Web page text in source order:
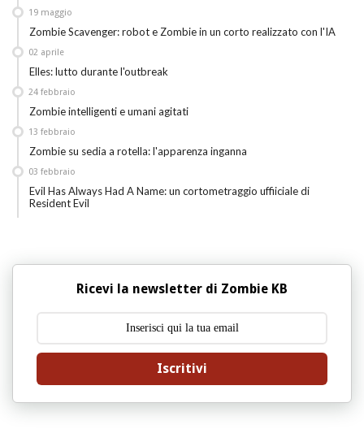
Zombie Scavenger: robot e Zombie in un corto realizzato con l'IA
19 maggio
Elles: lutto durante l'outbreak
02 aprile
Zombie intelligenti e umani agitati
24 febbraio
Zombie su sedia a rotella: l'apparenza inganna
13 febbraio
Evil Has Always Had A Name: un cortometraggio uffiiciale di
Resident Evil
03 febbraio
Ricevi la newsletter di Zombie KB
Iscritivi